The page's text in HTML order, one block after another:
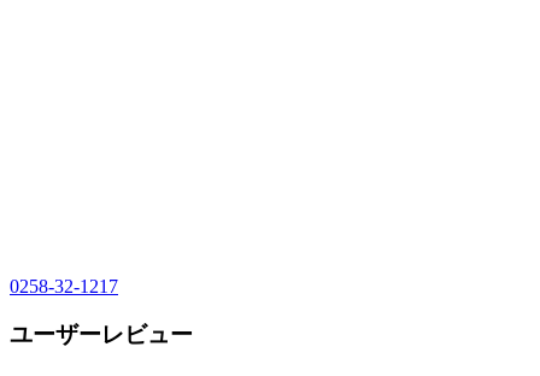
0258-32-1217
ユーザーレビュー